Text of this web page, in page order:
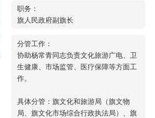
职务：
旗人民政府副旗长
分管工作：
协助杨常青同志负责文化旅游广电、卫
生健康、市场监管、医疗保障等方面工
作。
具体分管：旗文化和旅游局（旗文物
局、旗文化市场综合行政执法局）、旗